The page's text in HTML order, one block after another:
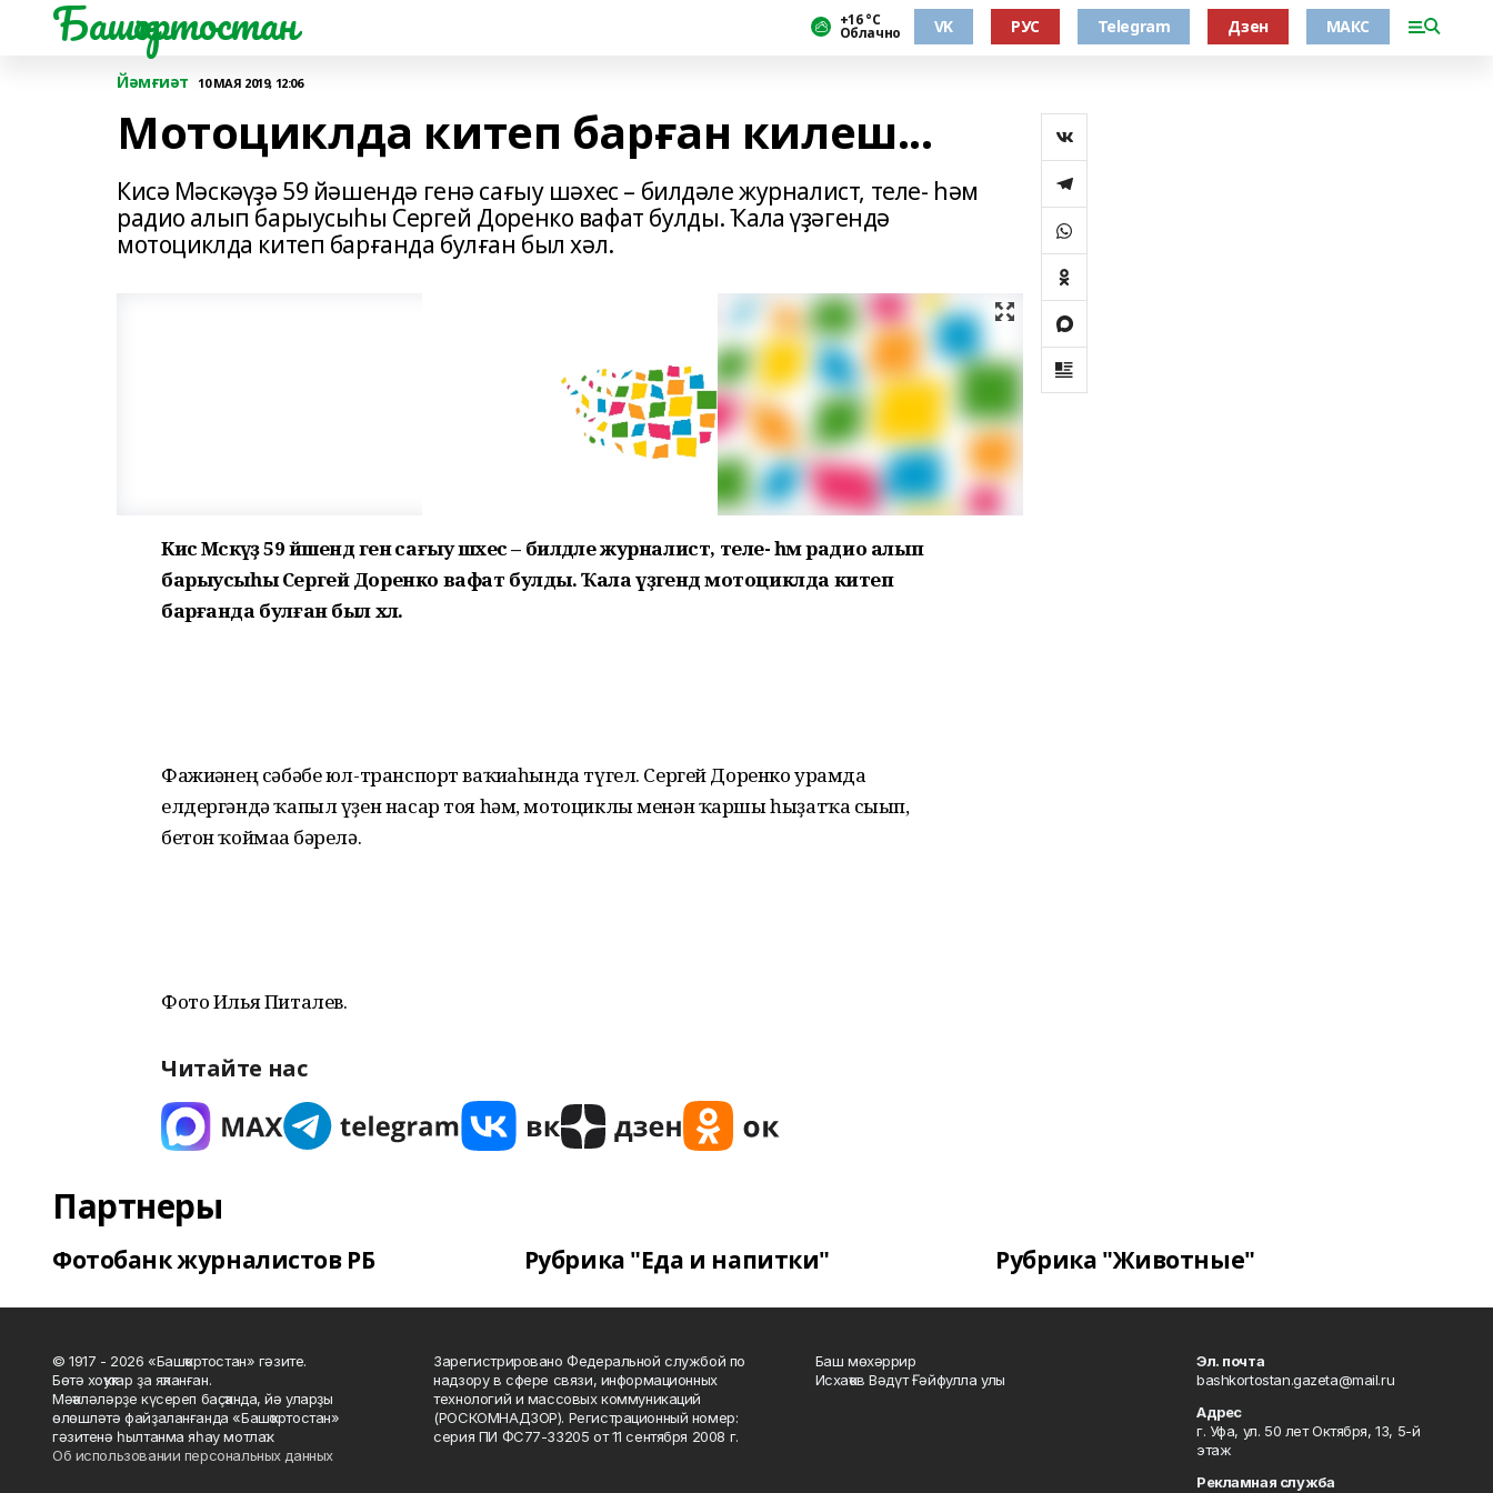
Башҡортостан +16 °С
Облачно VK РУС Telegram Дзен МАКС
Йәмғиәт 10 МАЯ 2019, 12:06
Мотоциклда китеп барған килеш...
Кисә Мәскәүҙә 59 йәшендә генә сағыу шәхес – билдәле журналист, теле- һәм
радио алып барыусыһы Сергей Доренко вафат булды. Ҡала үҙәгендә
мотоциклда китеп барғанда булған был хәл.
Кисә Мәскәүҙә 59 йәшендә генә сағыу шәхес – билдәле журналист, теле- һәм радио алып
барыусыһы Сергей Доренко вафат булды. Ҡала үҙәгендә мотоциклда китеп
барғанда булған был хәл.
Фажиғәнең сәбәбе юл-транспорт ваҡиғаһында түгел. Сергей Доренко урамда
елдергәндә ҡапыл үҙен насар тоя һәм, мотоциклы менән ҡаршы һыҙатҡа сығып,
бетон ҡоймаға бәрелә.
Фото Илья Питалев.
Читайте нас
Партнеры
Фотобанк журналистов РБ Рубрика "Еда и напитки" Рубрика "Животные"
© 1917 - 2026 «Башҡортостан» гәзите.
Бөтә хоҡуҡтар ҙа яҡланған.
Мәҡәләләрҙе күсереп баҫҡанда, йә уларҙы
өлөшләтә файҙаланғанда «Башҡортостан»
гәзитенә һылтанма яһау мотлаҡ.
Об использовании персональных данных
Зарегистрировано Федеральной службой по
надзору в сфере связи, информационных
технологий и массовых коммуникаций
(РОСКОМНАДЗОР). Регистрационный номер:
серия ПИ ФС77-33205 от 11 сентября 2008 г.
Баш мөхәррир
Исхаҡов Вәдүт Ғәйфулла улы
Эл. почта
bashkortostan.gazeta@mail.ru
Адрес
г. Уфа, ул. 50 лет Октября, 13, 5-й
этаж
Рекламная служба